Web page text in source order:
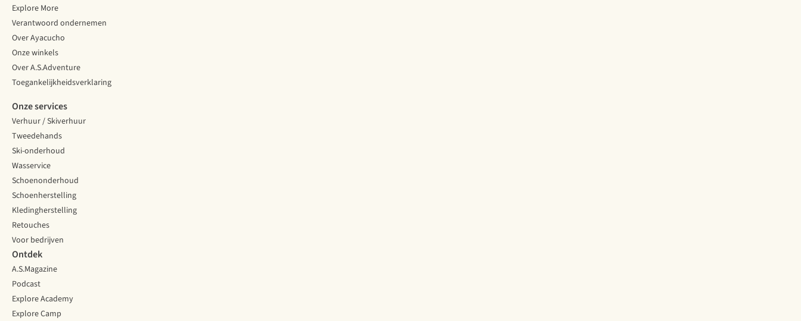
Explore More
Verantwoord ondernemen
Over Ayacucho
Onze winkels
Over A.S.Adventure
Toegankelijkheidsverklaring
Onze services
Verhuur / Skiverhuur
Tweedehands
Ski-onderhoud
Wasservice
Schoenonderhoud
Schoenherstelling
Kledingherstelling
Retouches
Voor bedrijven
Ontdek
A.S.Magazine
Podcast
Explore Academy
Explore Camp